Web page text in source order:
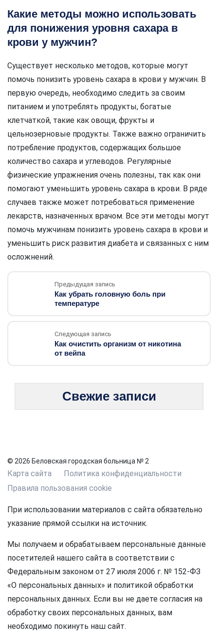
Какие методы можно использовать
для понижения уровня сахара в
крови у мужчин?
Существует несколько методов, которые могут
помочь понизить уровень сахара в крови у мужчин. В
первую очередь, необходимо следить за своим
питанием и употреблять продукты, богатые
клетчаткой, такие как овощи, фрукты и
цельнозерновые продукты. Также важно ограничить
потребление продуктов, содержащих большое
количество сахара и углеводов. Регулярные
физические упражнения очень полезны, так как они
помогают уменьшить уровень сахара в крови. В ряде
случаев также может потребоваться применение
лекарств, назначенных врачом. Все эти методы могут
помочь мужчинам понизить уровень сахара в крови и
уменьшить риск развития диабета и связанных с ним
осложнений.
Предыдущая запись
Как убрать головную боль при
температуре
Следующая запись
Как очистить организм от никотина
от вейпа
Свежие записи
© 2026 Беловская городская больница № 2
Карта сайта
Политика конфиденциальности
Правила пользования cookie
При использовании материалов с сайта обязательно
указание прямой ссылки на источник.
Мы получаем и обрабатываем персональные данные
посетителей нашего сайта в соответствии с
Федеральным законом от 27 июля 2006 г. № 152-ФЗ
«О персональных данных» и политикой обработки
персональных данных. Если вы не даете согласия на
обработку своих персональных данных, вам
необходимо покинуть наш сайт.